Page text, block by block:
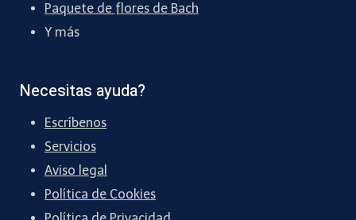
Paquete de flores de Bach
Y más
Necesitas ayuda?
Escríbenos
Servicios
Aviso legal
Política de Cookies